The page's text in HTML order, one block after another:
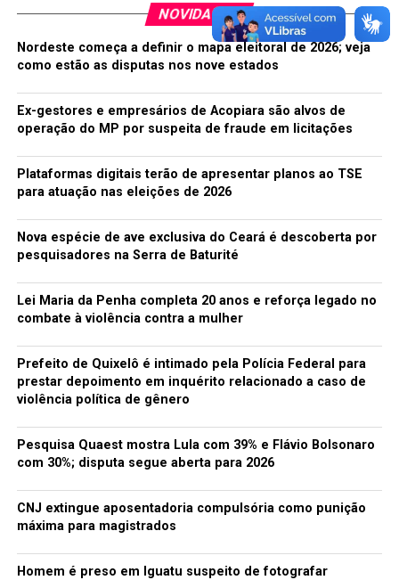
NOVIDADES
Nordeste começa a definir o mapa eleitoral de 2026; veja
como estão as disputas nos nove estados
Ex-gestores e empresários de Acopiara são alvos de
operação do MP por suspeita de fraude em licitações
Plataformas digitais terão de apresentar planos ao TSE
para atuação nas eleições de 2026
Nova espécie de ave exclusiva do Ceará é descoberta por
pesquisadores na Serra de Baturité
Lei Maria da Penha completa 20 anos e reforça legado no
combate à violência contra a mulher
Prefeito de Quixelô é intimado pela Polícia Federal para
prestar depoimento em inquérito relacionado a caso de
violência política de gênero
Pesquisa Quaest mostra Lula com 39% e Flávio Bolsonaro
com 30%; disputa segue aberta para 2026
CNJ extingue aposentadoria compulsória como punição
máxima para magistrados
Homem é preso em Iguatu suspeito de fotografar